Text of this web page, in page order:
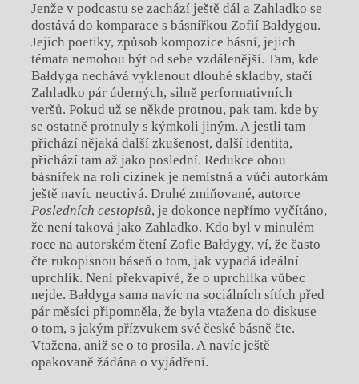
Jenže v podcastu se zachází ještě dál a Zahladko se
dostává do komparace s básnířkou Zofií Bałdygou.
Jejich poetiky, způsob kompozice básní, jejich
témata nemohou být od sebe vzdálenější. Tam, kde
Bałdyga nechává vyklenout dlouhé skladby, stačí
Zahladko pár úderných, silně performativních
veršů. Pokud už se někde protnou, pak tam, kde by
se ostatně protnuly s kýmkoli jiným. A jestli tam
přichází nějaká další zkušenost, další identita,
přichází tam až jako poslední. Redukce obou
básnířek na roli cizinek je nemístná a vůči autorkám
ještě navíc neuctivá. Druhé zmiňované, autorce
Posledních cestopisů, je dokonce nepřímo vyčítáno,
že není taková jako Zahladko. Kdo byl v minulém
roce na autorském čtení Zofie Bałdygy, ví, že často
čte rukopisnou báseň o tom, jak vypadá ideální
uprchlík. Není překvapivé, že o uprchlíka vůbec
nejde. Bałdyga sama navíc na sociálních sítích před
pár měsíci připomněla, že byla vtažena do diskuse
o tom, s jakým přízvukem své české básně čte.
Vtažena, aniž se o to prosila. A navíc ještě
opakovaně žádána o vyjádření.